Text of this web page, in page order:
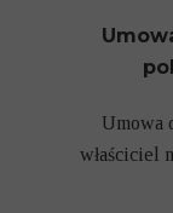
Umowa
właściciel